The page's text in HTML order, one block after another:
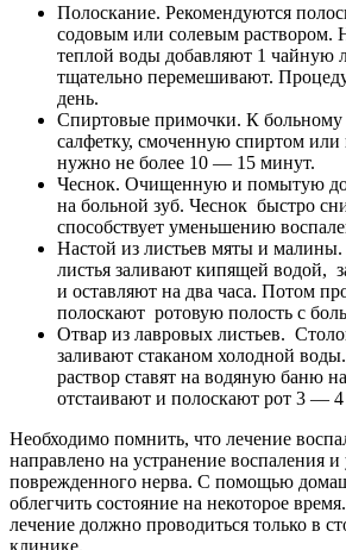
Полоскание. Рекомендуются
содовым или солевым раствором.
теплой воды добавляют 1 чайную
тщательно перемешивают.
день.
Спиртовые примочки. К больному
салфетку, смоченную спиртом или
нужно не более 10 — 15 минут.
Чеснок. Очищенную и помытую
на больной зуб. Чеснок быстро
способствует уменьшению
Настой из листьев мяты и
листья заливают кипящей водой,
и оставляют на два часа. Потом
полоскают ротовую полость с
Отвар из лавровых листьев.
заливают стаканом холодной
раствор ставят на водяную баню
отстаивают и полоскают рот 3 — 4
Необходимо помнить, что лечение
направлено на устранение воспаления и
поврежденного нерва. С помощью
облегчить состояние на некоторое
лечение должно проводиться только в
клинике.